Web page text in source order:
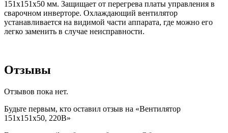
151х151х50 мм. Защищает от перегрева платы управления в
сварочном инверторе. Охлаждающий вентилятор
устанавливается на видимой части аппарата, где можно его
легко заменить в случае неисправности.
Отзывы
Отзывов пока нет.
Будьте первым, кто оставил отзыв на «Вентилятор
151х151х50, 220В»